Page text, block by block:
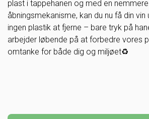
plast i tappehanen og med en nemmere
åbningsmekanisme, kan du nu få din
ingen plastik at fjerne – bare tryk på
arbejder løbende på at forbedre vores
omtanke for både dig og miljøet♻️